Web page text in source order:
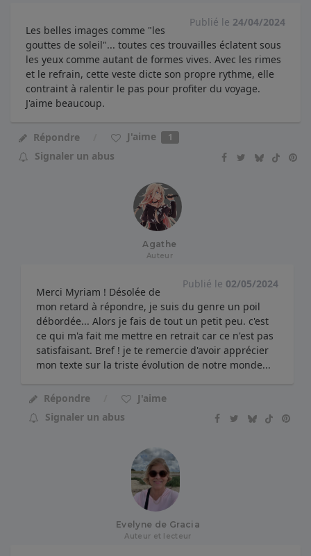
Publié le 24/04/2024
Les belles images comme "les
gouttes de soleil"... toutes ces trouvailles éclatent sous
les yeux comme autant de formes vives. Avec les rimes
et le refrain, cette veste dicte son propre rythme, elle
contraint à ralentir le pas pour profiter du voyage.
J'aime beaucoup.
Répondre J'aime 1
Signaler un abus
Agathe
Auteur
Publié le 02/05/2024
Merci Myriam ! Désolée de
mon retard à répondre, je suis du genre un poil
débordée... Alors je fais de tout un petit peu. c'est
ce qui m'a fait me mettre en retrait car ce n'est pas
satisfaisant. Bref ! je te remercie d'avoir apprécier
mon texte sur la triste évolution de notre monde...
Répondre
J'aime
Signaler un abus
Evelyne de Gracia
Auteur et lecteur